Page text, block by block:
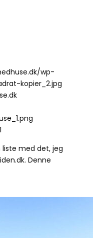
wp-
kopier_2.jpg
med det, jeg
Denne